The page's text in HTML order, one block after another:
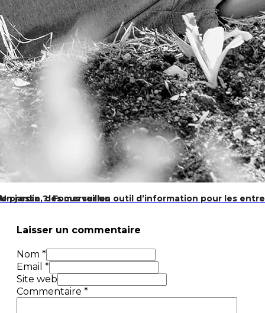
presse ?: Focus sur un outil d’information pour les
jardin, des merveilles
Laisser un commentaire
Nom *
Email *
Site web
Commentaire *